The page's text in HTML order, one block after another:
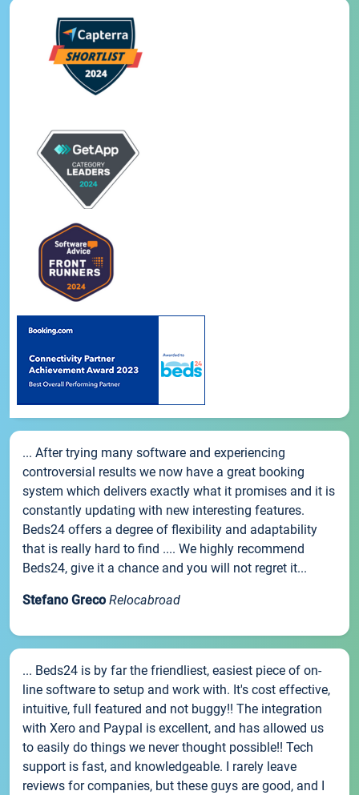
... After trying many software and experiencing
controversial results we now have a great booking
system which delivers exactly what it promises and it is
constantly updating with new interesting features.
Beds24 offers a degree of flexibility and adaptability
that is really hard to find .... We highly recommend
Beds24, give it a chance and you will not regret it...
Stefano Greco Relocabroad
... Beds24 is by far the friendliest, easiest piece of on-
line software to setup and work with. It's cost effective,
intuitive, full featured and not buggy!! The integration
with Xero and Paypal is excellent, and has allowed us
to easily do things we never thought possible!! Tech
support is fast, and knowledgeable. I rarely leave
reviews for companies, but these guys are good, and I